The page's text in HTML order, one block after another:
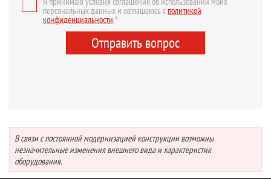
персональных данных и соглашаюсь сполитикой
конфиденциальности.*
Отправить вопрос
В связи с постоянной модернизацией конструкции возможны
незначительные изменения внешнего вида и характеристик
оборудования.